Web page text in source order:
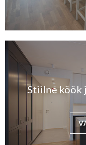
Stiilne köök